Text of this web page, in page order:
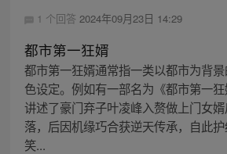
1 个回答 2024年09月23日 14:29
都市第一狂婿
都市第一狂婿通常指一类以都市为背
色设定。例如有一部名为《都市第一
讲述了豪门弃子叶凌峰入赘做上门女
落，后因机缘巧合获逆天传承，自此护
笑...